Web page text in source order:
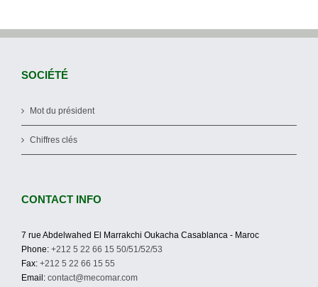
SOCIÉTÉ
Mot du président
Chiffres clés
CONTACT INFO
7 rue Abdelwahed El Marrakchi Oukacha Casablanca - Maroc
Phone: +212 5 22 66 15 50/51/52/53
Fax: +212 5 22 66 15 55
Email: contact@mecomar.com